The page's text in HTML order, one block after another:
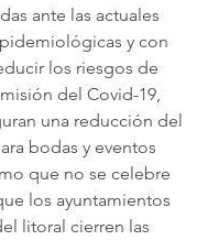
ante las actuales
y con
los riesgos de
del Covid-19,
una reducción del
bodas y eventos
que no se celebre
los ayuntamientos
litoral cierren las